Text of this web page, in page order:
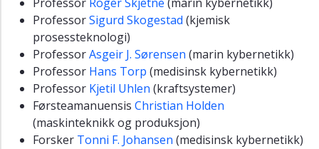
ProfessorSigurd Skogestad (kjemisk
prosessteknologi)
ProfessorAsgeir J. Sørensen (marin kybernetikk)
Professor Hans Torp (medisinsk kybernetikk)
Professor Kjetil Uhlen (kraftsystemer)
Førsteamanuensis Christian Holden
(maskinteknikk og produksjon)
Forsker Tonni F. Johansen (medisinsk kybernetikk)